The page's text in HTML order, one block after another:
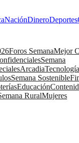
NaciónDineroDeportes
Foros SemanaMejor
Semana
ArcadiaTecnología
Semana Sostenible
Educación
RuralMujeres